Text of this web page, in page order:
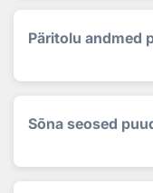
Päritolu andmed
Sõna seosed